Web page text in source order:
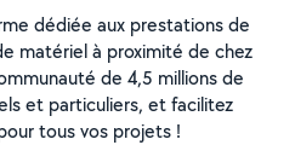
dédiée aux prestations de
matériel à proximité de chez
de 4,5 millions de
et particuliers, et facilitez
tous vos projets !